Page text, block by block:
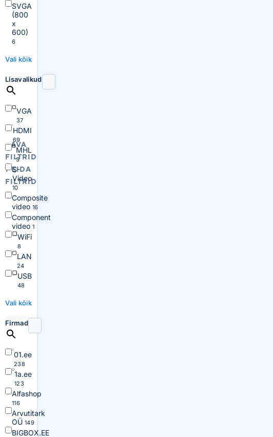
AVA
FILTRID
PEIDA
FILTRID
SVGA
(800
x
600)
6
Vali kõik
Lisavalikud
VGA
37
HDMI
69
MHL
3
S-
Video
10
Composite
video 16
Component
video 1
WiFi
8
LAN
24
USB
48
Vali kõik
Firmad
01.ee
238
1a.ee
123
Alfashop
116
Arvutitark
OÜ 149
BIGBOX.EE